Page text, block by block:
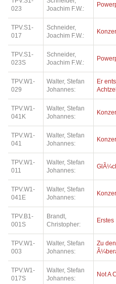
023
Joachim F.W.:
TPV.S1-
017
Schneider,
Joachim F.W.:
TPV.S1-
023S
Schneider,
Joachim F.W.:
TPV.W1-
029
Walter, Stefan
Johannes:
Er
TPV.W1-
041K
Walter, Stefan
Johannes:
TPV.W1-
041
Walter, Stefan
Johannes:
TPV.W1-
011
Walter, Stefan
Johannes:
TPV.W1-
041E
Walter, Stefan
Johannes:
TPV.B1-
001S
Brandt,
Christopher:
TPV.W1-
003
Walter, Stefan
Johannes:
Zu
TPV.W1-
017S
Walter, Stefan
Johannes:
Not A